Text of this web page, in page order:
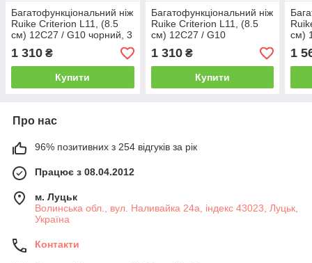
Багатофункціональний ніж
Ruike Criterion L11, (8.5
см) 12C27 / G10 чорний, 3
1 310 ₴
Купити
Багатофункціональний ніж
Ruike Criterion L11, (8.5
см) 12C27 / G10
1 310₴
Купити
см)
1
Про нас
96% позитивних з 254 відгуків за рік
Працює з 08.04.2012
м. Луцьк
Волинська обл., вул. Наливайка 24а, індекс 43023, Луцьк,
Україна
Контакти